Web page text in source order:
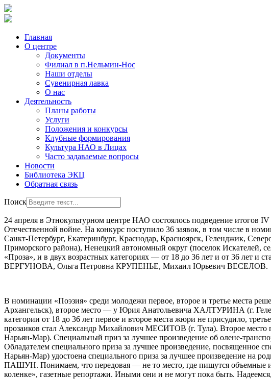
Главная
О центре
Документы
Филиал в п.Нельмин-Нос
Наши отделы
Сувенирная лавка
О нас
Деятельность
Планы работы
Услуги
Положения и конкурсы
Клубные формирования
Культура НАО в Лицах
Часто задаваемые вопросы
Новости
Библиотека ЭКЦ
Обратная связь
Поиск
24 апреля в Этнокультурном центре НАО состоялось подведение итогов
Отечественной войне. На конкурс поступило 36 заявок, в том числе в
Санкт-Петербург, Екатеринбург, Краснодар, Красноярск, Геленджик,
Приморского района), Ненецкий автономный округ (поселок Искателей,
«Проза», и в двух возрастных категориях — от 18 до 36 лет и от 36 лет
ВЕРГУНОВА, Ольга Петровна КРУПЕНЬЕ, Михаил Юрьевич ВЕСЕЛОВ.
В номинации «Поэзия» среди молодежи первое, второе и третье места
Архангельск), второе место — у Юрия Анатольевича ХАЛТУРИНА (г.
категории от 18 до 36 лет первое и второе места жюри не присудило,
прозаиков стал Александр Михайлович МЕСИТОВ (г. Тула). Второе
Нарьян-Мар). Специальный приз за лучшее произведение об олене-
Обладателем специального приза за лучшее произведение,
Нарьян-Мар) удостоена специального приза за лучшее произведение на
ПАШУН. Понимаем, что передовая — не то место, где пишутся объемные
коленке», газетные репортажи. Иными они и не могут пока быть.